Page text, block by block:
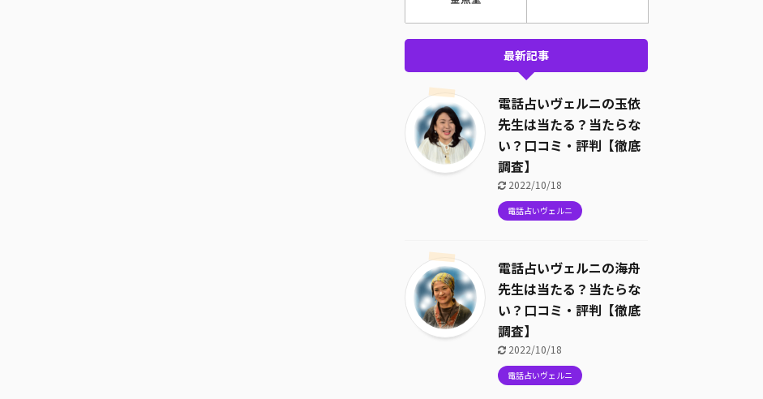
最新記事
電話占いヴェルニの玉依
先生は当たる？当たらな
い？口コミ・評判【徹底
調査】
2022/10/18
電話占いヴェルニ
電話占いヴェルニの海舟
先生は当たる？当たらな
い？口コミ・評判【徹底
調査】
2022/10/18
電話占いヴェルニ